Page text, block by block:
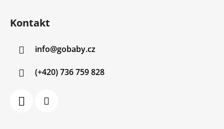
Kontakt
info@gobaby.cz
(+420) 736 759 828